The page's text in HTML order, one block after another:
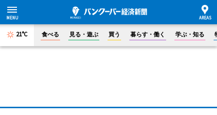
21°C 食べる 見る・遊ぶ 買う 暮らす・働く 学ぶ・知る